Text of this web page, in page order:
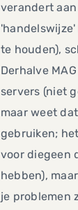
verandert
te houden),
Derhalve
servers (niet
maar weet
gebruiken;
voor diegeen
hebben),
je problemen